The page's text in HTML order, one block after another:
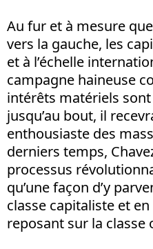
Au fur et à mesure
vers la gauche, les
et à l’échelle
campagne haineuse
intérêts matériels sont
jusqu’au bout, il
enthousiaste des
derniers temps,
processus
qu’une façon d’y
classe capitaliste et
reposant sur la classe